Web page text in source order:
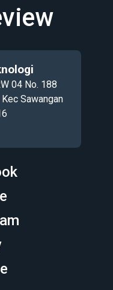
04 No. 188
Sawangan